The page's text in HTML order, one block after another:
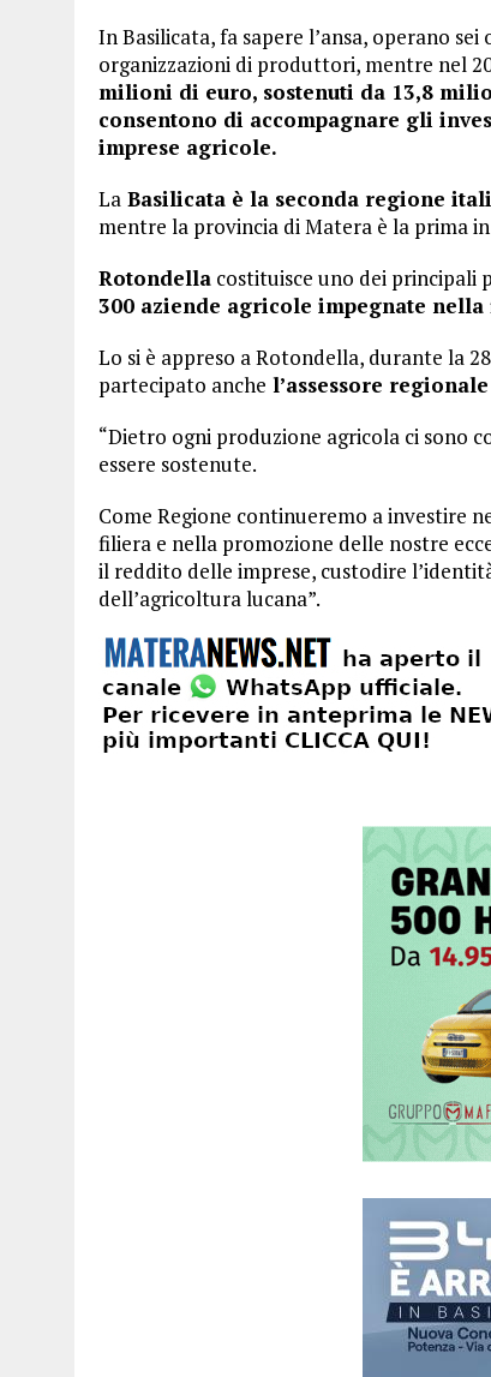
In Basilicata, fa sapere l’ansa, operano
organizzazioni di produttori, mentre nel
milioni di euro, sostenuti da 13,8
consentono di accompagnare gli
imprese agricole.
La Basilicata è la seconda regione
mentre la provincia di Matera è la prima
Rotondella costituisce uno dei principali
300 aziende agricole impegnate
Lo si è appreso a Rotondella, durante la
partecipato anche l’assessore
“Dietro ogni produzione agricola ci sono
essere sostenute.
Come Regione continueremo a investire
filiera e nella promozione delle nostre
il reddito delle imprese, custodire
dell’agricoltura lucana”.